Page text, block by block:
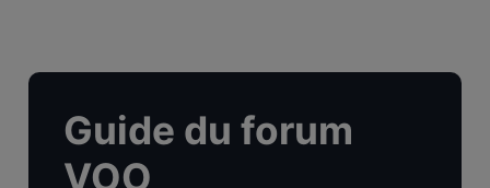
Guide du forum
VOO